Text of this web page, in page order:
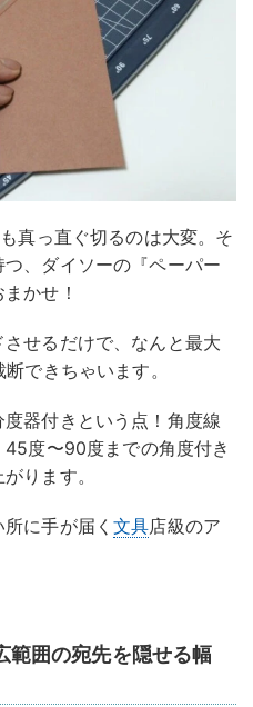
真っ直ぐ切るのは大変。そ
、ダイソーの『ペーパー
かせ！
せるだけで、なんと最大
できちゃいます。
器付きという点！角度線
度〜90度までの角度付き
ります。
に手が届く文具店級のア
範囲の宛先を隠せる幅